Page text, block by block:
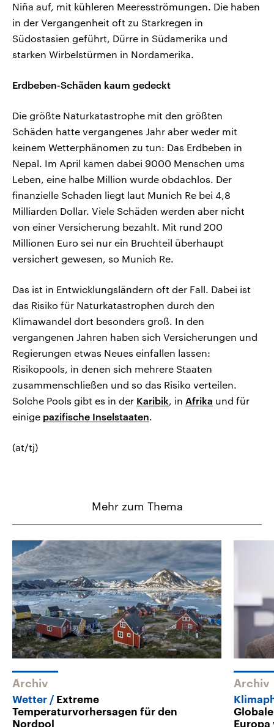
Niña auf, mit kühleren Meeresströmungen. Die haben
in der Vergangenheit oft zu Starkregen in
Südostasien geführt, Dürre in Südamerika und
starken Wirbelstürmen in Nordamerika.
Erdbeben-Schäden kaum gedeckt
Die größte Naturkatastrophe mit den größten
Schäden hatte vergangenes Jahr aber weder mit
keinem Wetterphänomen zu tun: Das Erdbeben in
Nepal. Im April kamen dabei 9000 Menschen ums
Leben, eine halbe Million wurde obdachlos. Der
finanzielle Schaden liegt laut Munich Re bei 4,8
Milliarden Dollar. Viele Schäden werden aber nicht
von einer Versicherung bezahlt. Mit rund 200
Millionen Euro sei nur ein Bruchteil überhaupt
versichert gewesen, so Munich Re.
Das ist in Entwicklungsländern oft der Fall. Dabei ist
das Risiko für Naturkatastrophen durch den
Klimawandel dort besonders groß. In den
vergangenen Jahren haben sich Versicherungen und
Regierungen etwas Neues einfallen lassen:
Risikopools, in denen sich mehrere Staaten
zusammenschließen und so das Risiko verteilen.
Solche Pools gibt es in der Karibik, in Afrika und für
einige pazifische Inselstaaten.
(at/tj)
Mehr zum Thema
Archiv
Wetter
Extreme
Temperaturvorhersagen für den
Nordpol
Archiv